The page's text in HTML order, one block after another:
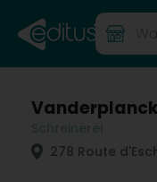
Vanderplanck
278 Route